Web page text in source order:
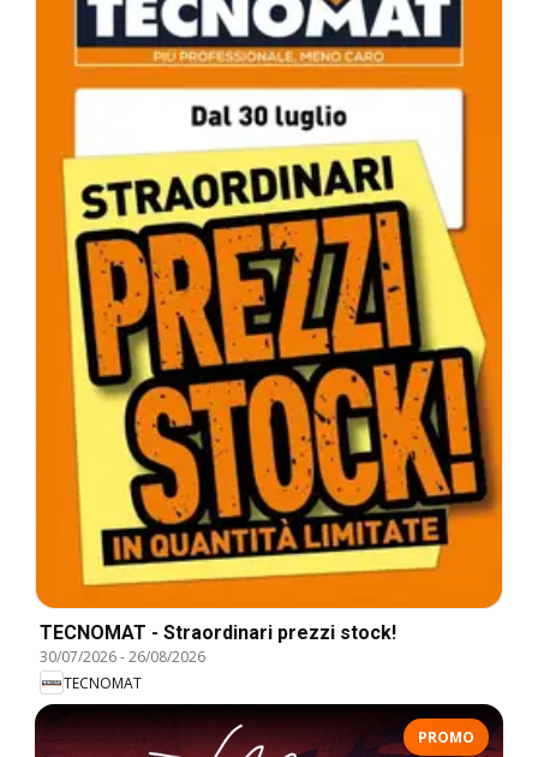
TECNOMAT - Straordinari prezzi stock!
30/07/2026-26/08/2026
TECNOMAT
PROMO